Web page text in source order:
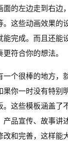
面的左边走到右边
。这些动画效果的
能完成。而且还能
符合你的想法。
一个很棒的地方，
你一时没有特别
。这些模板涵盖了
产品宣传、故事讲
改和完善，这样能